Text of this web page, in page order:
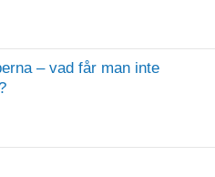
– vad får man inte